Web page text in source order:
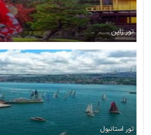
تور ژاپن
تور استانبول